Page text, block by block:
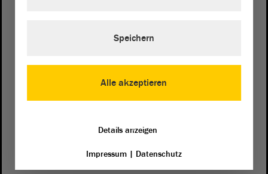
Alle akzeptieren
Speichern
Details anzeigen
Impressum| Datenschutz